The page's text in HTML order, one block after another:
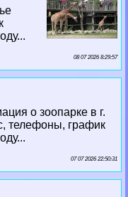
08 07 2026 8:29:57
о зоопарке в г.
телефоны, график
07 07 2026 22:50:31